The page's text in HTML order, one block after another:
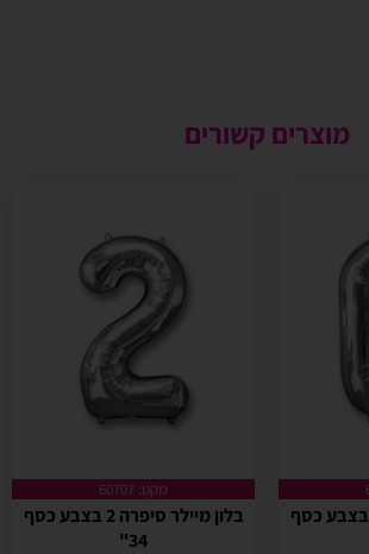
מוצרים קשורים
בלון מיילר סיפרה 0 בצבע כסף
מקט: 60707
בלון מיילר סיפרה 2 בצבע כסף
34"